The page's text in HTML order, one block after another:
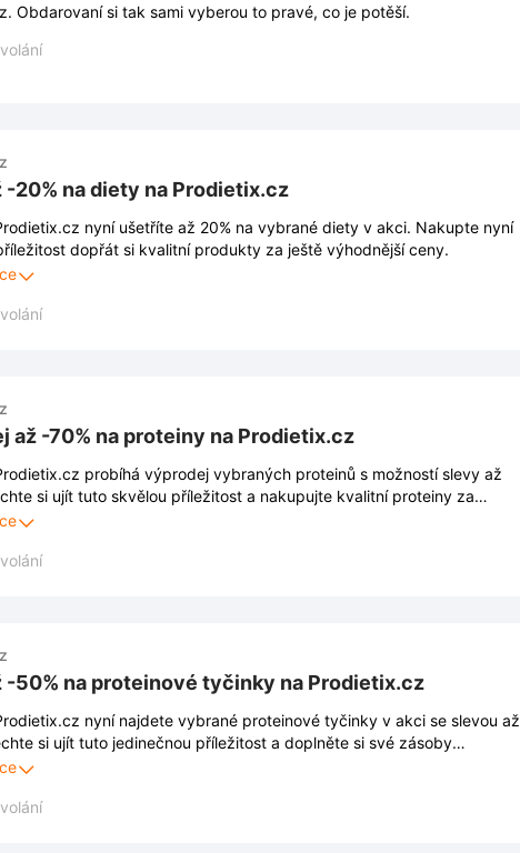
Obdarovaní si tak sami vyberou to pravé, co je potěší.
-20% na diety na Prodietix.cz
nyní ušetříte až 20% na vybrané diety v akci. Nakupte nyní
dopřát si kvalitní produkty za ještě výhodnější ceny.
až -70% na proteiny na Prodietix.cz
probíhá výprodej vybraných proteinů s možností slevy až
si ujít tuto skvělou příležitost a nakupujte kvalitní proteiny za
-50% na proteinové tyčinky na Prodietix.cz
nyní najdete vybrané proteinové tyčinky v akci se slevou až
si ujít tuto jedinečnou příležitost a doplněte si své zásoby
za skvělé ceny.